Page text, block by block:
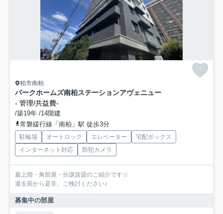
柏市南柏
パークホームズ南柏ステーションアヴェニュー
- 管理/共益費-
/築19年 /14階建
常磐緩行線「南柏」駅 徒歩3分
駐輪場 オートロック エレベーター
宅配ボックス
インターネット対応
防犯カメラ
最上階・角部屋・分譲賃貸のご紹介です☆
退去前から是非、ご検討ください♪
募集中の部屋